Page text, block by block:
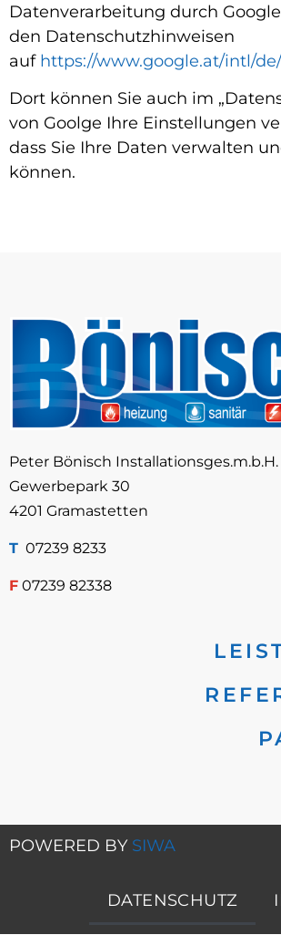
Datenverarbeitung durch
den Datenschutzhinweisen
auf https://www.google.at/intl/
Dort können Sie auch im
von Goolge Ihre Einstellungen
dass Sie Ihre Daten verwalten
können.
Peter Bönisch Installationsges.m.b.H.
Gewerbepark 30
4201 Gramastetten
T 07239 8233
F 07239 82338
POWERED BY SIWA
DATENSCHUTZ